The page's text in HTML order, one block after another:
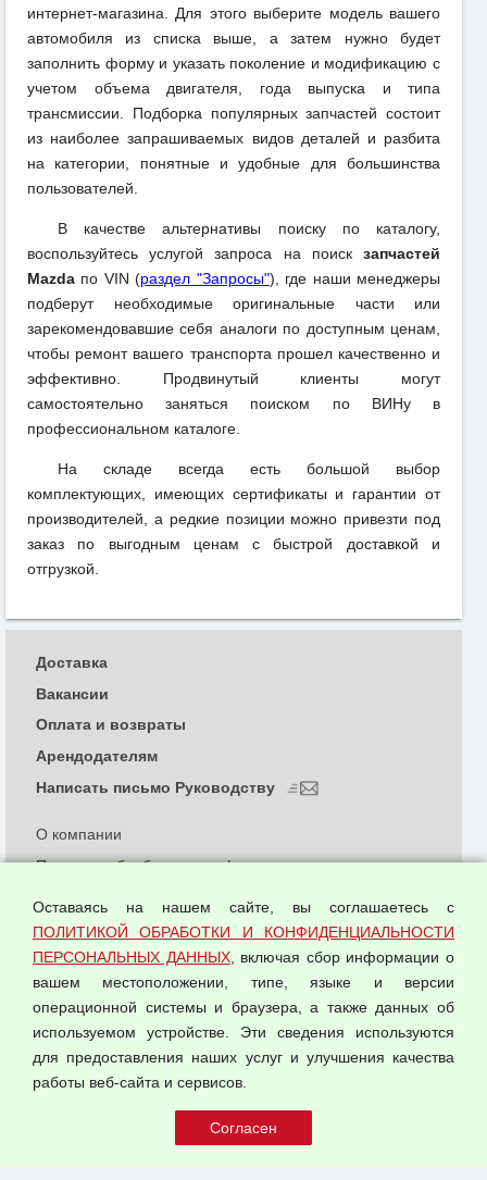
интернет-магазина. Для этого выберите модель вашего
автомобиля из списка выше, а затем нужно будет
заполнить форму и указать поколение и модификацию с
учетом объема двигателя, года выпуска и типа
трансмиссии. Подборка популярных запчастей состоит
из наиболее запрашиваемых видов деталей и разбита
на категории, понятные и удобные для большинства
пользователей.
В качестве альтернативы поиску по каталогу,
воспользуйтесь услугой запроса на поиск запчастей
Mazda по VIN (раздел "Запросы"), где наши менеджеры
подберут необходимые оригинальные части или
зарекомендовавшие себя аналоги по доступным ценам,
чтобы ремонт вашего транспорта прошел качественно и
эффективно. Продвинутый клиенты могут
самостоятельно заняться поиском по ВИНу в
профессиональном каталоге.
На складе всегда есть большой выбор
комплектующих, имеющих сертификаты и гарантии от
производителей, а редкие позиции можно привезти под
заказ по выгодным ценам с быстрой доставкой и
отгрузкой.
© 2026 ООО "Феникс"
О компании
Политика обработки и конфиденциальности
Согласием на обработку персональных данных
Оферта оптовой купли-продажи
Публичная оферта
Доставка
Вакансии
Оплата и возвраты
Арендодателям
Написать письмо Руководству
Оставаясь на нашем сайте, вы соглашаетесь с
ПОЛИТИКОЙ ОБРАБОТКИ И КОНФИДЕНЦИАЛЬНОСТИ
ПЕРСОНАЛЬНЫХ ДАННЫХ, включая сбор информации о
вашем местоположении, типе, языке и версии
операционной системы и браузера, а также данных об
используемом устройстве. Эти сведения используются
для предоставления наших услуг и улучшения качества
работы веб-сайта и сервисов.